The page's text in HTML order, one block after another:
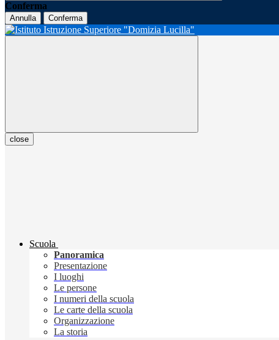
Conferma
Annulla Conferma
close
Scuola
Panoramica
Presentazione
I luoghi
Le persone
I numeri della scuola
Le carte della scuola
Organizzazione
La storia